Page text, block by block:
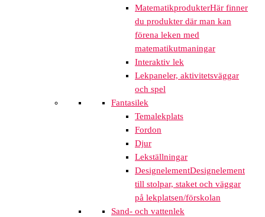
MatematikprodukterHär finner
du produkter där man kan
förena leken med
matematikutmaningar
Interaktiv lek
Lekpaneler, aktivitetsväggar
och spel
Fantasilek
Temalekplats
Fordon
Djur
Lekställningar
DesignelementDesignelement
till stolpar, staket och väggar
på lekplatsen/förskolan
Sand- och vattenlek